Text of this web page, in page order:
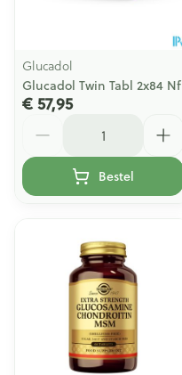
Glucadol
Glucadol Twin Tabl 2x84 Nf
€ 57,95
Bestel